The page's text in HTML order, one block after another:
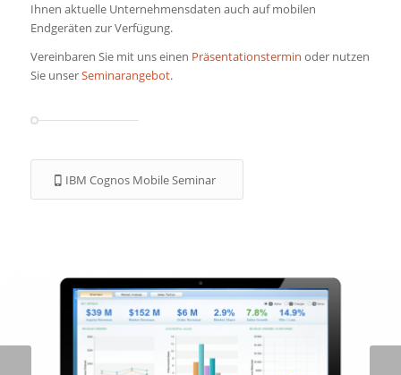
Ihnen aktuelle Unternehmensdaten auch auf mobilen
Endgeräten zur Verfügung.
Vereinbaren Sie mit uns einen Präsentationstermin oder nutzen
Sie unserSeminarangebot.
IBM Cognos Mobile Seminar